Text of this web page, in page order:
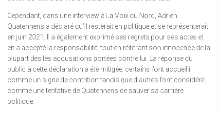
Cependant, dans une interview à La Voix du Nord, Adrien
Quatennens a déclaré qu’il resterait en politique et se représenterait
en juin 2021. Il a également exprimé ses regrets pour ses actes et
en a accepté la responsabilité, tout en réitérant son innocence de la
plupart des les accusations portées contre lui. La réponse du
public à cette déclaration a été mitigée; certains l’ont accueilli
comme un signe de contrition tandis que d’autres l’ont considéré
comme une tentative de Quatennens de sauver sa carrière
politique.